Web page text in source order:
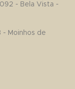
- Bela Vista -
- Moinhos de